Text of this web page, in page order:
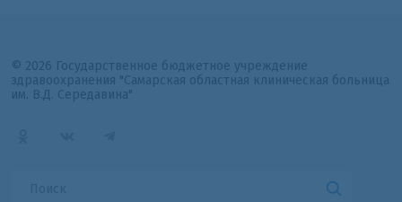
© 2026 Государственное бюджетное учреждение
здравоохранения "Самарская областная клиническая больница
им. В.Д. Середавина"